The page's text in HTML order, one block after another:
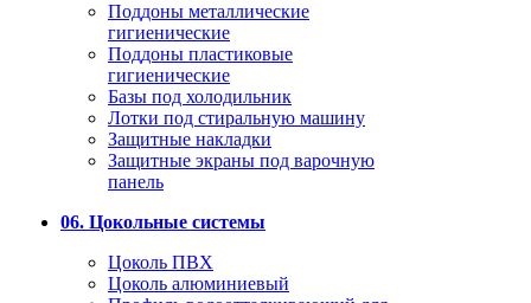
Поддоны металлические
гигиенические
Поддоны пластиковые
гигиенические
Базы под холодильник
Лотки под стиральную машину
Защитные накладки
Защитные экраны под варочную
панель
06. Цокольные системы
Цоколь ПВХ
Цоколь алюминиевый